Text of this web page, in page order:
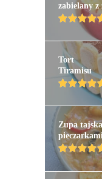
zabielany
Tort
Tiramisu
Zupa